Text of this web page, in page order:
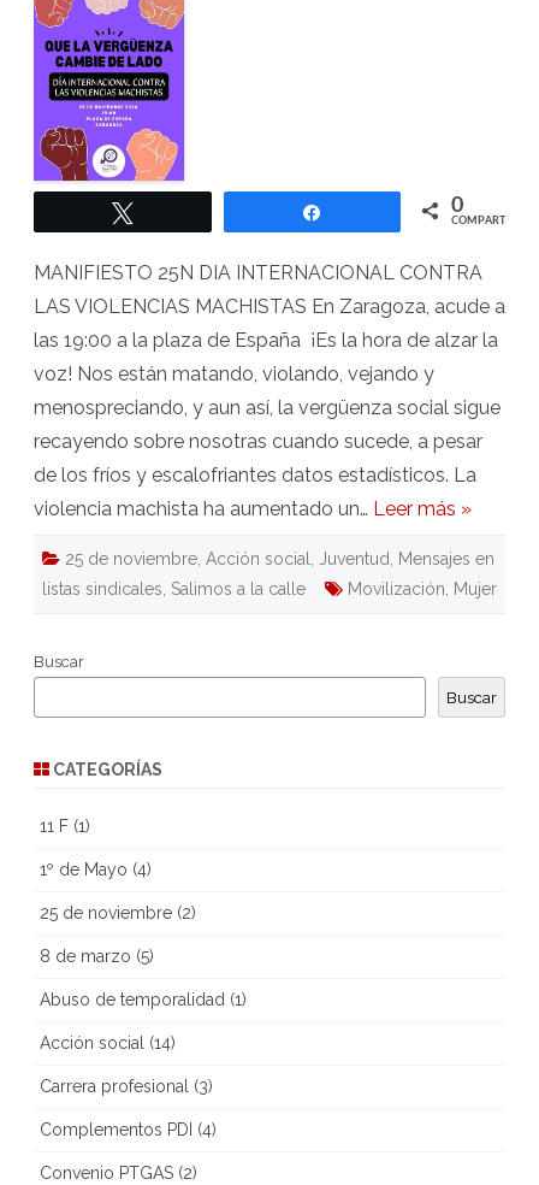
0
COMPARTIR
MANIFIESTO 25N DIA INTERNACIONAL CONTRA
LAS VIOLENCIAS MACHISTAS En Zaragoza, acude a
las 19:00 a la plaza de España ¡Es la hora de alzar la
voz! Nos están matando, violando, vejando y
menospreciando, y aun así, la vergüenza social sigue
recayendo sobre nosotras cuando sucede, a pesar
de los fríos y escalofriantes datos estadísticos. La
violencia machista ha aumentado un… Leer más »
25 de noviembre Acción social Juventud
Mensajes en
listas sindicales Salimos a la calle Movilización Mujer
Buscar
Buscar
CATEGORÍAS
11 F (1)
1º de Mayo (4)
25 de noviembre (2)
8 de marzo (5)
Abuso de temporalidad (1)
Acción social (14)
Carrera profesional (3)
Complementos PDI (4)
Convenio PTGAS (2)